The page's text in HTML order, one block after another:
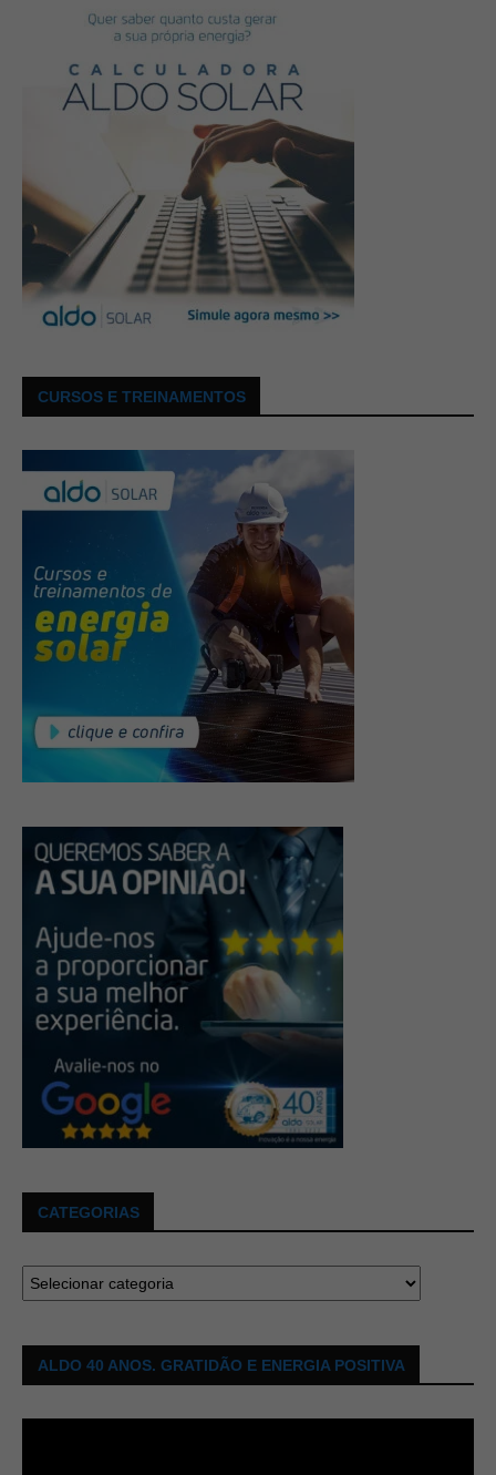
CURSOS E TREINAMENTOS
CATEGORIAS
ALDO 40 ANOS. GRATIDÃO E ENERGIA POSITIVA